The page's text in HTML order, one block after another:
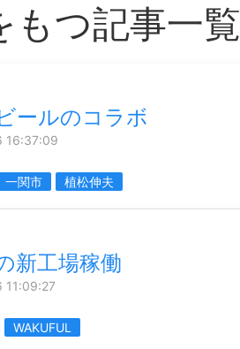
もつ記事一覧
ールのコラボ
16:37:09
一関市 植松伸夫
新工場稼働
WAKUFUL